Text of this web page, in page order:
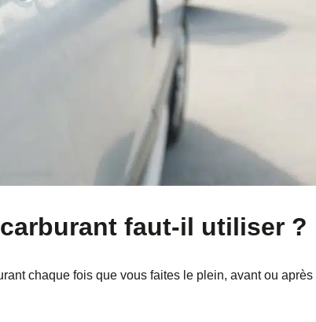
faut-il utiliser ?
chaque fois que vous faites le plein, avant ou